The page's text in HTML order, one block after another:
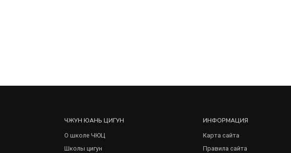
ЧЖУН ЮАНЬ ЦИГУН
О школе ЧЮЦ
Школы цигун
ИНФОРМАЦИЯ
Карта сайта
Правила сайта